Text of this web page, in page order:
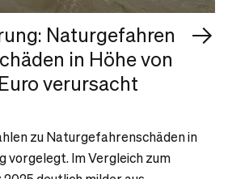
Naturgefahren
in Höhe von
verursacht
zu Naturgefahrenschäden in
vorgelegt. Im Vergleich zum